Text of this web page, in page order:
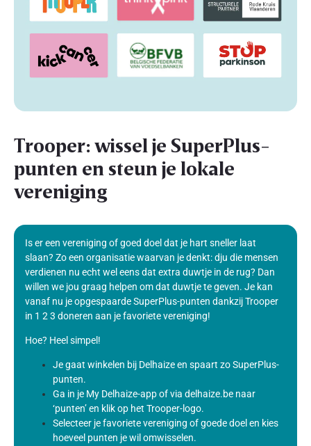
Trooper: wissel je SuperPlus-
punten en steun je lokale
vereniging
Is er een vereniging of goed doel dat je hart sneller laat
slaan? Zo een organisatie waarvan je denkt: dju die mensen
verdienen nu echt wel eens dat extra duwtje in de rug? Dan
willen we jou graag helpen om dat duwtje te geven. Je kan
vanaf nu je opgespaarde SuperPlus-punten dankzij Trooper
in 1 2 3 doneren aan je favoriete vereniging!
Hoe? Heel simpel!
Je gaat winkelen bij Delhaize en spaart zo SuperPlus-
punten.
Ga in je My Delhaize-app of via delhaize.be naar
‘punten’ en klik op het Trooper-logo.
Selecteer je favoriete vereniging of goede doel en kies
hoeveel punten je wil omwisselen.